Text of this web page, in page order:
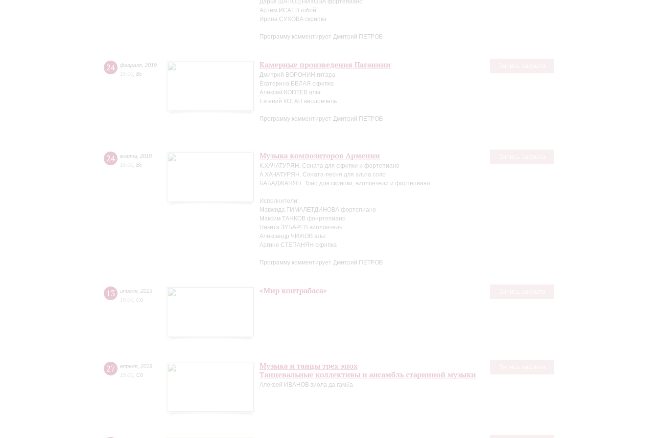
Дарья ШАПОШНИКОВА фортепиано
Артём ИСАЕВ гобой
Ирина СУХОВА скрипка
Программу комментирует Дмитрий ПЕТРОВ
24 февраля 2019
15:00 Вс
Камерные произведения Паганини
Дмитрий ВОРОНИН гитара
Екатерина БЕЛАЯ скрипка
Алексей КОПТЕВ альт
Евгений КОГАН виолончель
Программу комментирует Дмитрий ПЕТРОВ
24 марта
2019
15:00 Вс
Музыка композиторов Армении
К.ХАЧАТУРЯН. Соната для скрипки и фортепиано
А.ХАЧАТУРЯН. Соната-песня для альта соло
БАБАДЖАНЯН. Трио для скрипки, виолончели и фортепиано
Исполнители:
Мавжида ГИМАЛЕТДИНОВА фортепиано
Максим ТАНКОВ фонртепиано
Никита ЗУБАРЕВ виолончель
Александр ЧИЖОВ альт
Аргине СТЕПАНЯН скрипка
Программу комментирует Дмитрий ПЕТРОВ
13 апреля 2019
16:00 Сб
«Мир контрабаса»
27 апреля 2019
15:00 Сб
Музыка и танцы трех эпох
Танцевальные коллективы и ансамбль старинной музыки
Алексей ИВАНОВ виола да гамба